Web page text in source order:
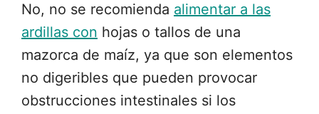
No, no se recomienda alimentar a las
ardillas con hojas o tallos de una
mazorca de maíz, ya que son elementos
no digeribles que pueden provocar
obstrucciones intestinales si los